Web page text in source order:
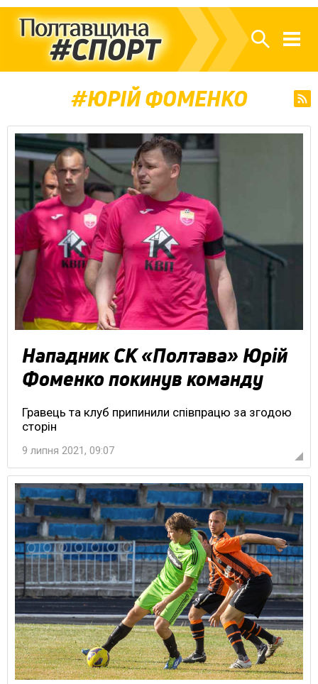
ЮРІЙ ФОМЕНКО
Нападник СК «Полтава» Юрій
Фоменко покинув команду
Гравець та клуб припинили співпрацю за згодою
сторін
9 липня 2021, 09:07